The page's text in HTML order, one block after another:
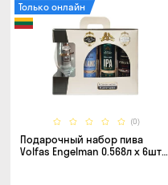
(0)
Только онлайн
Подарочный набор пива
Volfas Engelman 0.568л x 6шт +